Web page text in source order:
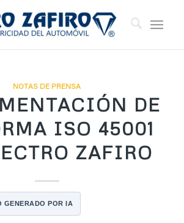
NOTAS DE PRENSA
DE
ISO 45001
ZAFIRO
GENERADO POR IA